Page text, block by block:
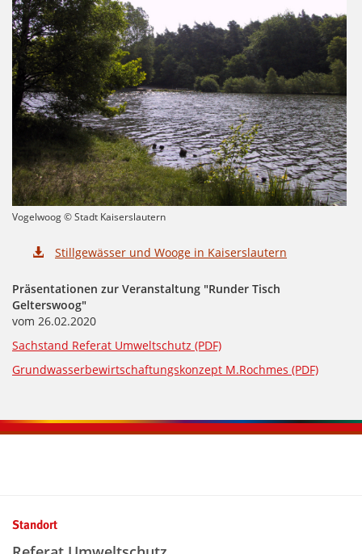
Vogelwoog © Stadt Kaiserslautern
Stillgewässer und Wooge in Kaiserslautern
Präsentationen zur Veranstaltung "Runder Tisch
Gelterswoog"
vom 26.02.2020
Sachstand Referat Umweltschutz (PDF)
Grundwasserbewirtschaftungskonzept M.Rochmes (PDF)
Standort